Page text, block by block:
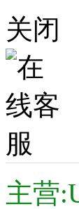
关闭
主营